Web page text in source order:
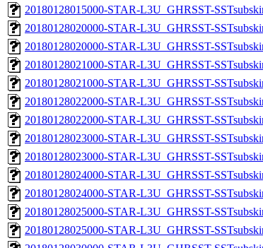
20180128015000-STAR-L3U_GHRSST-
20180128020000-STAR-L3U_GHRSST-
20180128020000-STAR-L3U_GHRSST-
20180128021000-STAR-L3U_GHRSST-
20180128021000-STAR-L3U_GHRSST-
20180128022000-STAR-L3U_GHRSST-
20180128022000-STAR-L3U_GHRSST-
20180128023000-STAR-L3U_GHRSST-
20180128023000-STAR-L3U_GHRSST-
20180128024000-STAR-L3U_GHRSST-
20180128024000-STAR-L3U_GHRSST-
20180128025000-STAR-L3U_GHRSST-
20180128025000-STAR-L3U_GHRSST-